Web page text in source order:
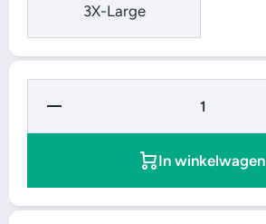
3X-Large
Hoeveelheid
voor
In winkelwagen